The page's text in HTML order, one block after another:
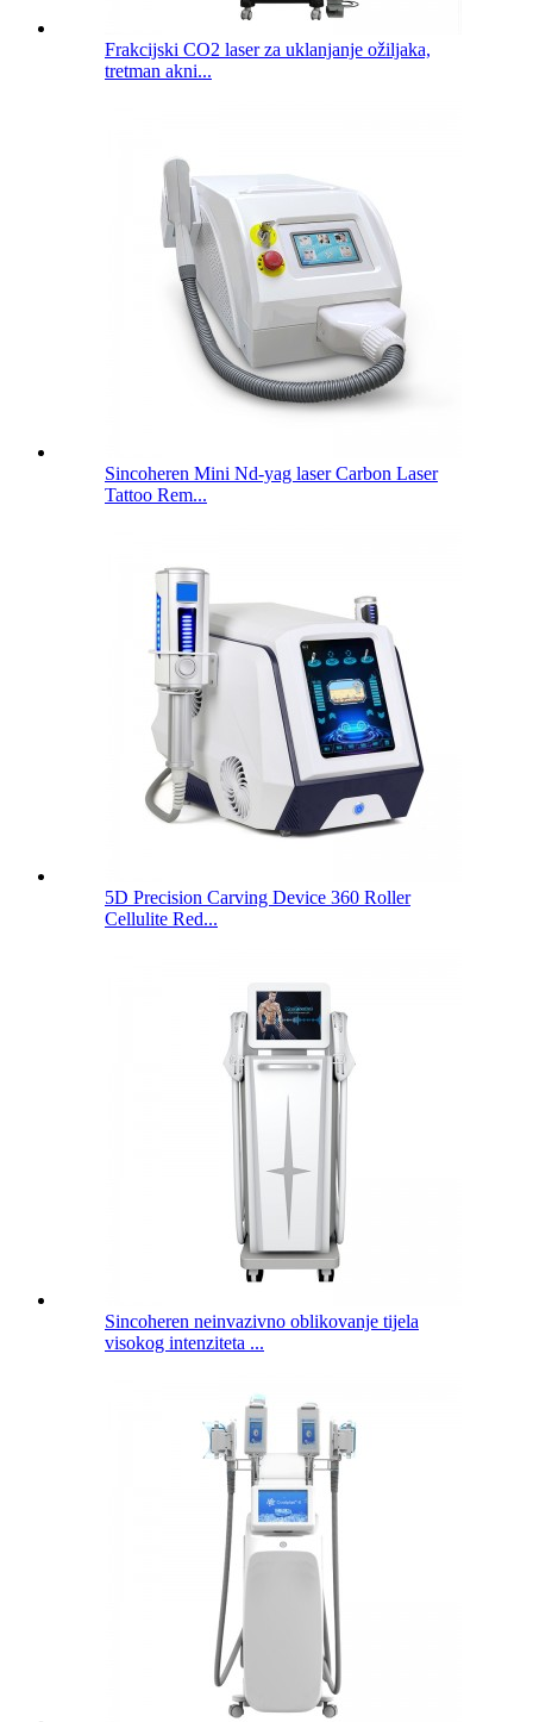
Frakcijski CO2 laser za uklanjanje ožiljaka,
tretman akni...
Sincoheren Mini Nd-yag laser Carbon Laser
Tattoo Rem...
5D Precision Carving Device 360 ​​Roller
Cellulite Red...
Sincoheren neinvazivno oblikovanje tijela
visokog intenziteta ...